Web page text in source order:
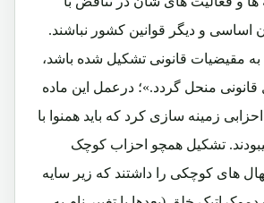
اساسی و دیگر قوانین کشور نباشند.
مقیضیات قانونی تشکیل شده باشد،
قانونی منحل گردد.»؛ درعمل این ماده
زمینه سازی کرد که باید همنوا با
تشکیل همچو احزاب کوچک
های کوچکی را داشتند که زیر سایه